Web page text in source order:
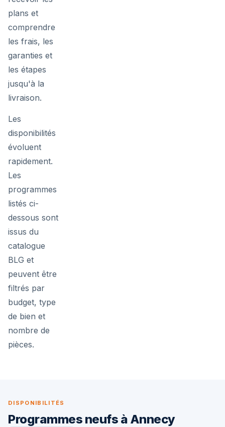
plans et
comprendre
les frais, les
garanties et
les étapes
jusqu'à la
livraison.
Les
disponibilités
évoluent
rapidement.
Les
programmes
listés ci-
dessous sont
issus du
catalogue
BLG et
peuvent être
filtrés par
budget, type
de bien et
nombre de
pièces.
DISPONIBILITÉS
Programmes neufs à Annecy